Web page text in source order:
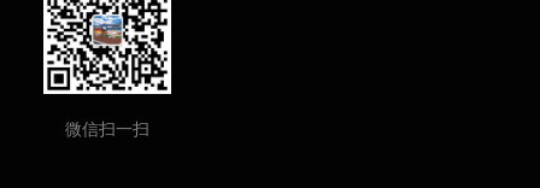
微信扫一扫